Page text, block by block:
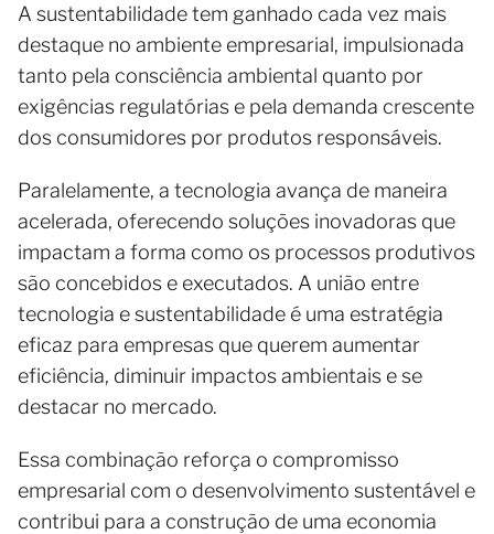
A sustentabilidade tem ganhado cada vez mais
destaque no ambiente empresarial, impulsionada
tanto pela consciência ambiental quanto por
exigências regulatórias e pela demanda crescente
dos consumidores por produtos responsáveis.
Paralelamente, a tecnologia avança de maneira
acelerada, oferecendo soluções inovadoras que
impactam a forma como os processos produtivos
são concebidos e executados. A união entre
tecnologia e sustentabilidade é uma estratégia
eficaz para empresas que querem aumentar
eficiência, diminuir impactos ambientais e se
destacar no mercado.
Essa combinação reforça o compromisso
empresarial com o desenvolvimento sustentável e
contribui para a construção de uma economia